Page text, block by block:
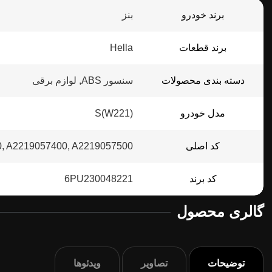
برند خودرو بنز
برند قطعات Hella
دسته بندی محصولات سنسور ABS, لوازم برقی
مدل خودرو S(W221)
کد اصلی A2219057400, A2219057500
کد برند 6PU230048221
گالری محصول
توضیحات تصاویر ویدئوها